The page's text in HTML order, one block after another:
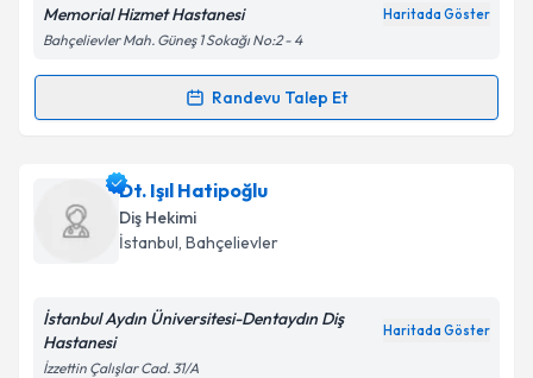
Kişisel verilerimin işlenmesine ilişkin
Metni'ni okudum ve kişisel verilerimin belirtilen
Takvim Talebini Gönder
Memorial Hizmet Hastanesi Haritada Göster
Bahçelievler Mah. Güneş 1 Sokağı No:2 - 4
Randevu Talep Et
Randevu Takvimi Talebi
Dt. Muzaffer Buyaniçin randevu takvimi talebi
oluşturun. Size bu uzmandan randevu almanız için bir
takvim hazırlandığında e-posta ile bilgilendireceğiz.
Dt. Işıl Hatipoğlu
Diş Hekimi
İstanbul, Bahçelievler
İstanbul Aydın Üniversitesi-Dentaydın Diş
Hastanesi
Haritada Göster
İzzettin Çalışlar Cad. 31/A